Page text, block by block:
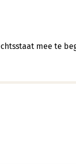
mee te